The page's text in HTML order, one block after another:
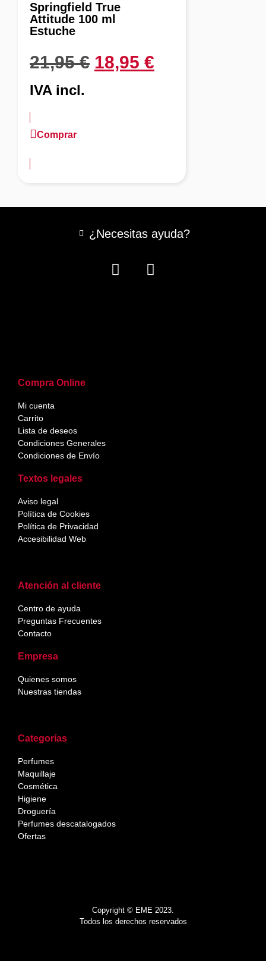
Springfield True
Attitude 100 ml
Estuche
21,95€ 18,95 €
IVA incl.
Comprar
Copyright © EME 2023.
Todos los derechos reservados
Categorías
Perfumes
Maquillaje
Cosmética
Higiene
Droguería
Perfumes descatalogados
Ofertas
Atención al cliente
Centro de ayuda
Preguntas Frecuentes
Contacto
Empresa
Quienes somos
Nuestras tiendas
Compra Online
Mi cuenta
Carrito
Lista de deseos
Condiciones Generales
Condiciones de Envío
Textos legales
Aviso legal
Política de Cookies
Política de Privacidad
Accesibilidad Web
¿Necesitas ayuda?